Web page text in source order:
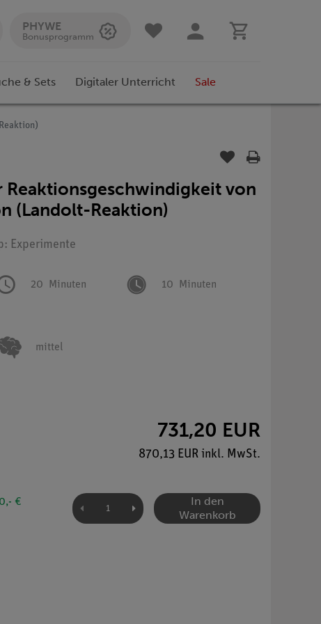
PHYWE
Bonusprogramm
& Sets Digitaler Unterricht Sale
Reaktionsgeschwindigkeit von
(Landolt-Reaktion)
Experimente
20 Minuten 10 Minuten
mittel
731,20 EUR
870,13 EUR inkl. MwSt.
€
In den
Warenkorb